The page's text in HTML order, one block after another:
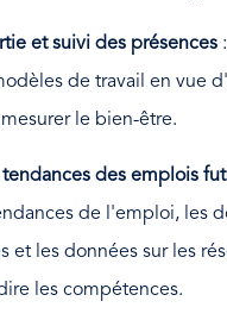
et suivi des présences
de travail en vue
le bien-être.
tendances des emplois
de l'emploi, les
et les données sur les
les compétences.